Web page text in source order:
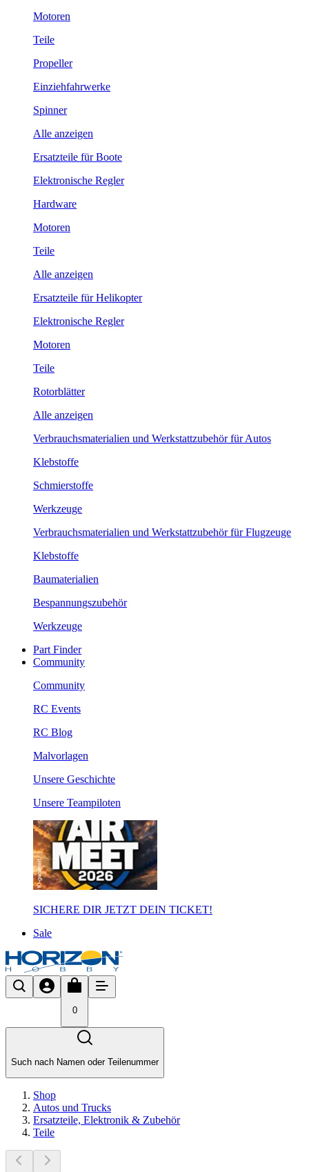
Motoren
Teile
Propeller
Einziehfahrwerke
Spinner
Alle anzeigen
Ersatzteile für Boote
Elektronische Regler
Hardware
Motoren
Teile
Alle anzeigen
Ersatzteile für Helikopter
Elektronische Regler
Motoren
Teile
Rotorblätter
Alle anzeigen
Verbrauchsmaterialien und Werkstattzubehör für Autos
Klebstoffe
Schmierstoffe
Werkzeuge
Verbrauchsmaterialien und Werkstattzubehör für Flugzeuge
Klebstoffe
Baumaterialien
Bespannungszubehör
Werkzeuge
Part Finder
Community
Community
RC Events
RC Blog
Malvorlagen
Unsere Geschichte
Unsere Teampiloten
SICHERE DIR JETZT DEIN TICKET!
Sale
0
Such nach Namen oder Teilenummer
Shop
Autos und Trucks
Ersatzteile, Elektronik & Zubehör
Teile